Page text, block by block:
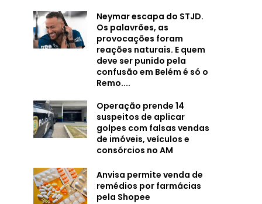
Neymar escapa do STJD.
Os palavrões, as
provocações foram
reações naturais. E quem
deve ser punido pela
confusão em Belém é só o
Remo....
Operação prende 14
suspeitos de aplicar
golpes com falsas vendas
de imóveis, veículos e
consórcios no AM
Anvisa permite venda de
remédios por farmácias
pela Shopee